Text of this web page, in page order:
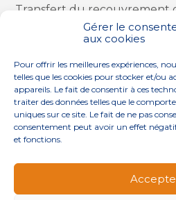
Gérer le
aux cookies
Pour offrir les meilleures expériences,
telles que les cookies pour stocker et/ou
appareils. Le fait de consentir à ces
traiter des données telles que le
uniques sur ce site. Le fait de ne pas
consentement peut avoir un effet
et fonctions.
Transfert du recouvrement
l’Urssaf : des nouveautés
Appareils reconditionnés :
Contrôle de la qualité de
Industriels : le point sur les
réglementaires
Footer QUI SOMMES-NOUS ?
NOS SOLUTIONS